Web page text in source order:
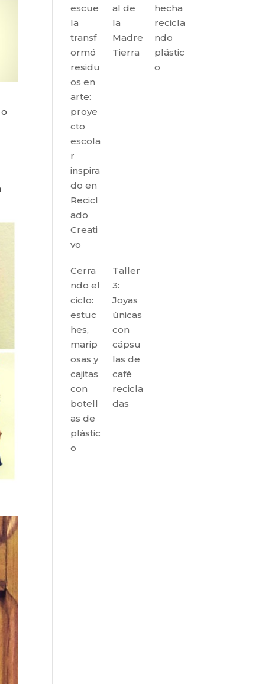
escue
la
transf
ormó
residu
os en
arte:
proye
cto
escola
r
inspira
do en
Recicl
ado
Creati
vo
al de
la
Madre
Tierra
hecha
recicla
ndo
plástic
o
Cerra
ndo el
ciclo:
estuc
hes,
marip
osas y
cajitas
con
botell
as de
plástic
o
Taller
3:
Joyas
únicas
con
cápsu
las de
café
recicla
das